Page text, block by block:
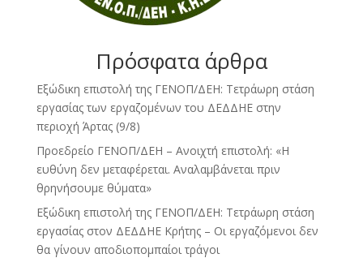
Πρόσφατα άρθρα
Εξώδικη επιστολή της ΓΕΝΟΠ/ΔΕΗ: Τετράωρη στάση
εργασίας των εργαζομένων του ΔΕΔΔΗΕ στην
περιοχή Άρτας (9/8)
Προεδρείο ΓΕΝΟΠ/ΔΕΗ – Ανοιχτή επιστολή: «Η
ευθύνη δεν μεταφέρεται. Αναλαμβάνεται πριν
θρηνήσουμε θύματα»
Εξώδικη επιστολή της ΓΕΝΟΠ/ΔΕΗ: Τετράωρη στάση
εργασίας στον ΔΕΔΔΗΕ Κρήτης – Οι εργαζόμενοι δεν
θα γίνουν αποδιοπομπαίοι τράγοι